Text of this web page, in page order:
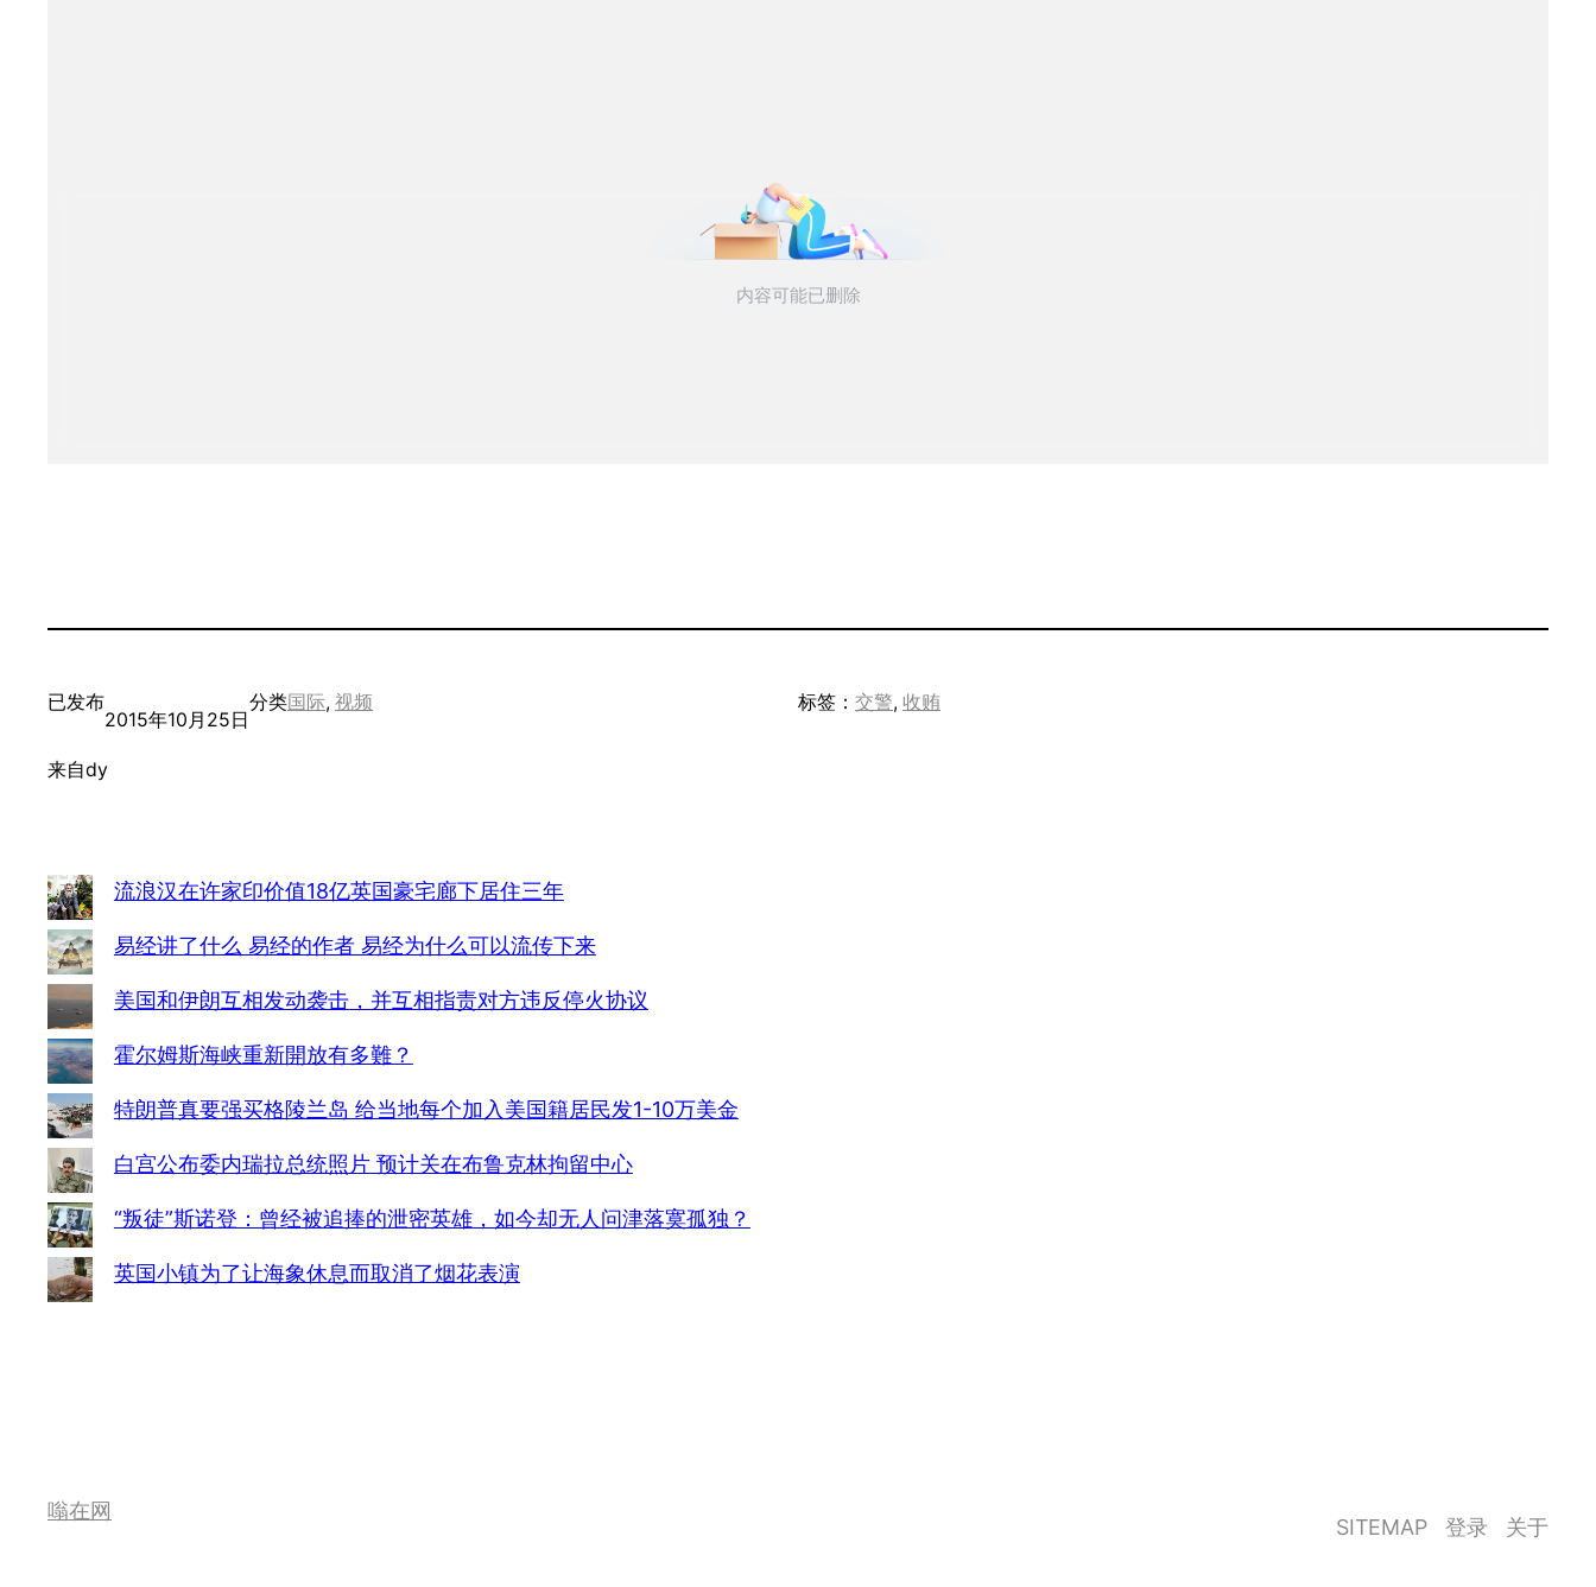
已发布
2015年10月25日
分类国际, 视频
来自dy
标签： 交警, 收贿
流浪汉在许家印价值18亿英国豪宅廊下居住三年
易经讲了什么 易经的作者 易经为什么可以流传下来
美国和伊朗互相发动袭击，并互相指责对方违反停火协议
霍尔姆斯海峡重新開放有多難？
特朗普真要强买格陵兰岛 给当地每个加入美国籍居民发1-10万美金
白宫公布委内瑞拉总统照片 预计关在布鲁克林拘留中心
“叛徒”斯诺登：曾经被追捧的泄密英雄，如今却无人问津落寞孤独？
英国小镇为了让海象休息而取消了烟花表演
嗡在网
SITEMAP 登录 关于